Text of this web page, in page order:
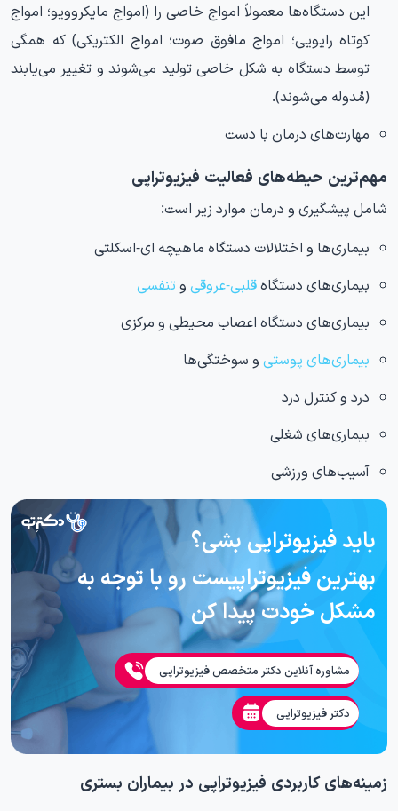
این دستگاه‌ها معمولاً امواج خاصی را (امواج مایکروویو؛ امواج
کوتاه رایویی؛ امواج مافوق صوت؛ امواج الکتریکی) که همگی
توسط دستگاه به شکل خاصی تولید می‌شوند و تغییر می‌یابند
(مُدوله می‌شوند).
مهارت‌های درمان با دست
مهم‌ترین حیطه‌های فعالیت فیزیوتراپی
شامل پیشگیری و درمان موارد زیر است:
بیماری‌ها و اختلالات دستگاه ماهیچه ای-اسکلتی
بیماری‌های دستگاهقلبی-عروقی وتنفسی
بیماری‌های دستگاه اعصاب محیطی و مرکزی
بیماری‌های پوستی و سوختگی‌ها
درد و کنترل درد
بیماری‌های شغلی
آسیب‌های ورزشی
باید فیزیوتراپی بشی؟
بهترین فیزیوتراپیست رو با توجه به
مشکل خودت پیدا کن
مشاوره آنلاین دکتر متخصص فیزیوتراپی
دکتر فیزیوتراپی
زمینه‌های کاربردی فیزیوتراپی در بیماران بستری